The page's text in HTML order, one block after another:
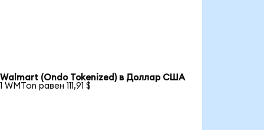
Walmart (Ondo Tokenized) в Доллар США
1 WMTon равен 111,91 $